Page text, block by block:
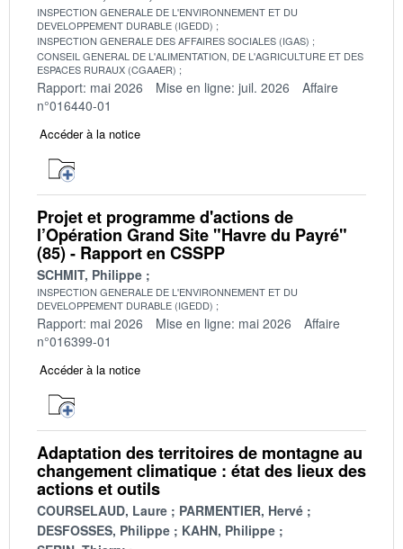
INSPECTION GENERALE DE L'ENVIRONNEMENT ET DU
DEVELOPPEMENT DURABLE (IGEDD)
INSPECTION GENERALE DES AFFAIRES SOCIALES (IGAS)
CONSEIL GENERAL DE L'ALIMENTATION, DE L'AGRICULTURE ET DES
ESPACES RURAUX (CGAAER)
Rapport: mai 2026 Mise en ligne: juil. 2026
Affaire
n°016440-01
Accéder à la notice
Projet et programme d'actions de
l’Opération Grand Site "Havre du Payré"
(85) - Rapport en CSSPP
SCHMIT, Philippe
INSPECTION GENERALE DE L'ENVIRONNEMENT ET DU
DEVELOPPEMENT DURABLE (IGEDD)
Rapport: mai 2026 Mise en ligne: mai 2026
Affaire
n°016399-01
Accéder à la notice
Adaptation des territoires de montagne au
changement climatique : état des lieux des
actions et outils
COURSELAUD, Laure
PARMENTIER, Hervé
DESFOSSES, Philippe
KAHN, Philippe